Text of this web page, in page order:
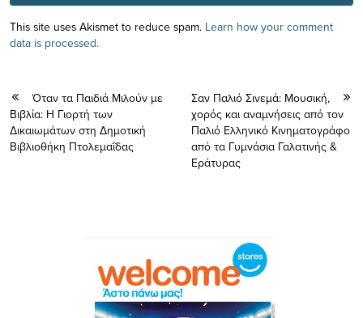
This site uses Akismet to reduce spam. Learn how your comment
data is processed.
Όταν τα Παιδιά Μιλούν με
Βιβλία: Η Γιορτή των
Δικαιωμάτων στη Δημοτική
Βιβλιοθήκη Πτολεμαΐδας
Σαν Παλιό Σινεμά: Μουσική,
χορός και αναμνήσεις από τον
Παλιό Ελληνικό Κινηματογράφο
από τα Γυμνάσια Γαλατινής &
Εράτυρας